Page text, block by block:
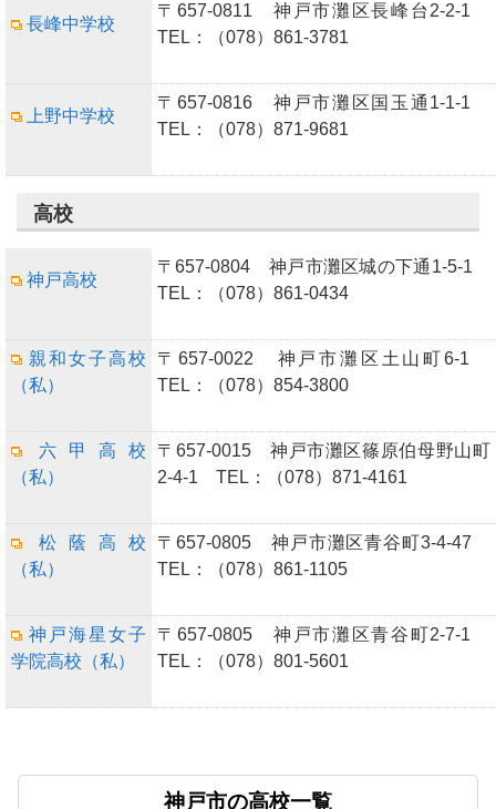
長峰中学校
〒657-0811 神戸市灘区長峰台2-2-1
TEL：（078）861-3781
上野中学校
〒657-0816 神戸市灘区国玉通1-1-1
TEL：（078）871-9681
高校
神戸高校
〒657-0804 神戸市灘区城の下通1-5-1
TEL：（078）861-0434
親和女子高校
（私）
〒657-0022 神戸市灘区土山町6-1
TEL：（078）854-3800
六甲高校
（私）
〒657-0015 神戸市灘区篠原伯母野山町
2-4-1 TEL：（078）871-4161
松蔭高校
（私）
〒657-0805 神戸市灘区青谷町3-4-47
TEL：（078）861-1105
神戸海星女子
学院高校（私）
〒657-0805 神戸市灘区青谷町2-7-1
TEL：（078）801-5601
神戸市の高校一覧